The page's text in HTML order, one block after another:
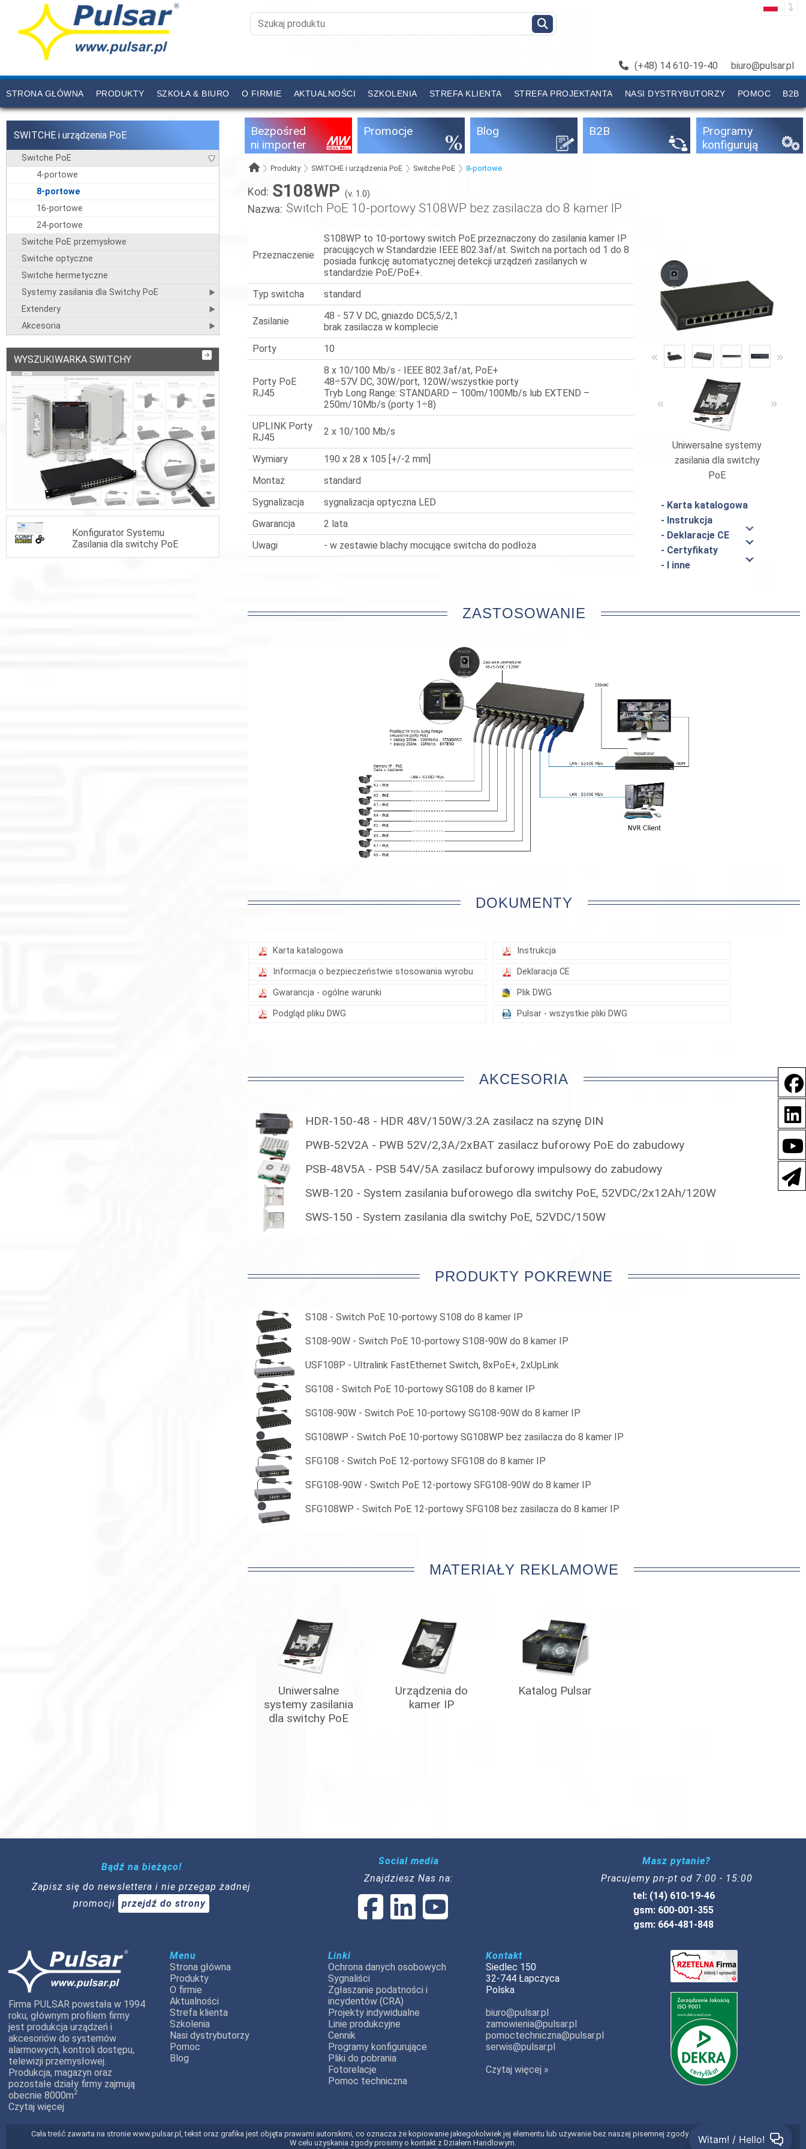
(+48) 14 610-19-40 biuro@pulsar.pl
STRONA GŁÓWNA PRODUKTY SZKOŁA & BIURO O FIRMIE AKTUALNOŚCI SZKOLENIA STREFA KLIENTA STREFA PROJEKTANTA NASI DYSTRYBUTORZY POMOC B2B
CENNIK KONTAKT
SWITCHE i urządzenia PoE
Switche PoE
4-portowe
8-portowe
16-portowe
24-portowe
Switche PoE przemysłowe
Switche optyczne
Switche hermetyczne
Systemy zasilania dla Switchy PoE
Extendery
Akcesoria
WYSZUKIWARKA SWITCHY
Konfigurator Systemu
Zasilania dla switchy PoE
Bezpośred
ni importer
Promocje Blog B2B
Programy
konfigurują
Produkty SWITCHE i urządzenia PoE Switche PoE 8-portowe
Kod: S108WP (v. 1.0)
Nazwa: Switch PoE 10-portowy S108WP bez zasilacza do 8 kamer IP
Przeznaczenie
S108WP to 10-portowy switch PoE przeznaczony do zasilania kamer IP
pracujących w Standardzie IEEE 802.3af/at. Switch na portach od 1 do 8
posiada funkcję automatycznej detekcji urządzeń zasilanych w
standardzie PoE/PoE+.
Typ switcha
standard
Zasilanie
48 - 57 V DC, gniazdo DC5,5/2,1
brak zasilacza w komplecie
Porty
10
Porty PoE
RJ45
8 x 10/100 Mb/s - IEEE 802.3af/at, PoE+
48÷57V DC, 30W/port, 120W/wszystkie porty
Tryb Long Range: STANDARD – 100m/100Mb/s lub EXTEND –
250m/10Mb/s (porty 1÷8)
UPLINK Porty
RJ45
2 x 10/100 Mb/s
Wymiary
190 x 28 x 105 [+/-2 mm]
Montaż
standard
Sygnalizacja
sygnalizacja optyczna LED
Gwarancja
2 lata
Uwagi
- w zestawie blachy mocujące switcha do podłoża
« »
Uniwersalne systemy
zasilania dla switchy
PoE
« »
- Karta katalogowa
- Instrukcja
- Deklaracje CE
- Certyfikaty
- I inne
ZASTOSOWANIE
DOKUMENTY
Karta katalogowa Instrukcja
Informacja o bezpieczeństwie stosowania wyrobu Deklaracja CE
Gwarancja - ogólne warunki Plik DWG
Podgląd pliku DWG Pulsar - wszystkie pliki DWG
AKCESORIA
HDR-150-48 - HDR 48V/150W/3.2A zasilacz na szynę DIN
PWB-52V2A - PWB 52V/2,3A/2xBAT zasilacz buforowy PoE do zabudowy
PSB-48V5A - PSB 54V/5A zasilacz buforowy impulsowy do zabudowy
SWB-120 - System zasilania buforowego dla switchy PoE, 52VDC/2x12Ah/120W
SWS-150 - System zasilania dla switchy PoE, 52VDC/150W
PRODUKTY POKREWNE
S108 - Switch PoE 10-portowy S108 do 8 kamer IP
S108-90W - Switch PoE 10-portowy S108-90W do 8 kamer IP
USF108P - Ultralink FastEthernet Switch, 8xPoE+, 2xUpLink
SG108 - Switch PoE 10-portowy SG108 do 8 kamer IP
SG108-90W - Switch PoE 10-portowy SG108-90W do 8 kamer IP
SG108WP - Switch PoE 10-portowy SG108WP bez zasilacza do 8 kamer IP
SFG108 - Switch PoE 12-portowy SFG108 do 8 kamer IP
SFG108-90W - Switch PoE 12-portowy SFG108-90W do 8 kamer IP
SFG108WP - Switch PoE 12-portowy SFG108 bez zasilacza do 8 kamer IP
MATERIAŁY REKLAMOWE
Uniwersalne
systemy zasilania
dla switchy PoE
Urządzenia do
kamer IP
Katalog Pulsar
Bądź na bieżąco!
Zapisz się do newslettera i nie przegap żadnej
promocji
przejdź do strony
Social media
Znajdziesz Nas na:
Masz pytanie?
Pracujemy pn-pt od 7:00 - 15:00
tel: (14) 610-19-46
gsm: 600-001-355
gsm: 664-481-848
Firma PULSAR powstała w 1994
roku, głównym profilem firmy
jest produkcja urządzeń i
akcesoriów do systemów
alarmowych, kontroli dostępu,
telewizji przemysłowej.
Produkcja, magazyn oraz
pozostałe działy firmy zajmują
obecnie 8000m2
Czytaj więcej
Menu
Strona główna
Produkty
O firmie
Aktualności
Strefa klienta
Szkolenia
Nasi dystrybutorzy
Pomoc
Blog
Linki
Ochrona danych osobowych
Sygnaliści
Zgłaszanie podatności i
incydentów (CRA)
Projekty indywidualne
Linie produkcyjne
Cennik
Programy konfigurujące
Pliki do pobrania
Fotorelacje
Pomoc techniczna
Kontakt
Siedlec 150
32-744 Łapczyca
Polska
biuro@pulsar.pl
zamowienia@pulsar.pl
pomoctechniczna@pulsar.pl
serwis@pulsar.pl
Czytaj więcej »
Cała treść zawarta na stronie www.pulsar.pl, tekst oraz grafika jest objęta prawami autorskimi, co oznacza że kopiowanie jakiegokolwiek jej elementu lub używanie bez naszej pisemnej zgody jest prawnie zabronione.
W celu uzyskania zgody prosimy o kontakt z Działem Handlowym.
Witam! / Hello!